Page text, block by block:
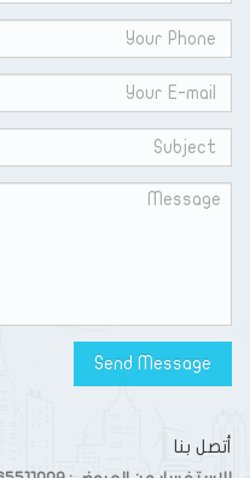
أتصل بنا